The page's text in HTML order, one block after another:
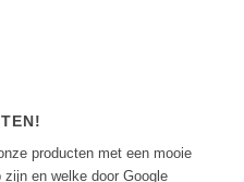
producten met een mooie
en welke door Google